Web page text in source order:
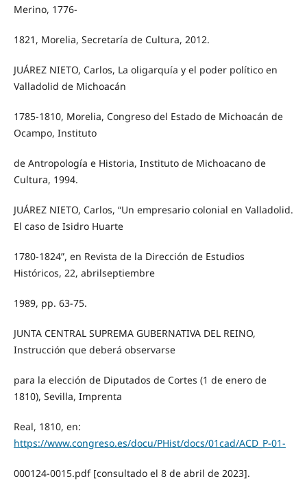
Merino, 1776-
1821, Morelia, Secretaría de Cultura, 2012.
JUÁREZ NIETO, Carlos, La oligarquía y el poder político en
Valladolid de Michoacán
1785-1810, Morelia, Congreso del Estado de Michoacán de
Ocampo, Instituto
de Antropología e Historia, Instituto de Michoacano de
Cultura, 1994.
JUÁREZ NIETO, Carlos, “Un empresario colonial en Valladolid.
El caso de Isidro Huarte
1780-1824”, en Revista de la Dirección de Estudios
Históricos, 22, abrilseptiembre
1989, pp. 63-75.
JUNTA CENTRAL SUPREMA GUBERNATIVA DEL REINO,
Instrucción que deberá observarse
para la elección de Diputados de Cortes (1 de enero de
1810), Sevilla, Imprenta
Real, 1810, en:
https://www.congreso.es/docu/PHist/docs/01cad/ACD_P-01-
000124-0015.pdf [consultado el 8 de abril de 2023].